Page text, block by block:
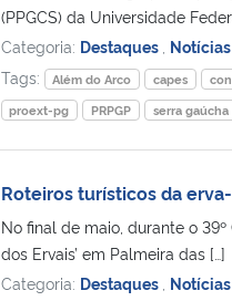
(PPGCS) da Universidade
Categoria: Destaques Notícias
Tags:
Além do Arco capes
proext-pg
PRPGP serra gaúcha
Roteiros turísticos da
No final de maio, durante o
dos Ervais’ em Palmeira das […]
Categoria: Destaques Notícias